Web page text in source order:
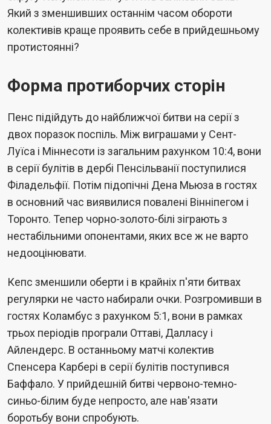
Який з зменшивших останнім часом обороти
колективів краще проявить себе в прийдешньому
протистоянні?
Форма протиборчих сторін
Пенс підійдуть до найближчої битви на серії з
двох поразок поспіль. Між виграшами у Сент-
Луїса і Міннесоти із загальним рахунком 10:4, вони
в серії булітів в дербі Пенсільванії поступилися
Філадельфії. Потім підопічні Дена Мьюза в гостях
в основний час виявилися повалені Вінніпегом і
Торонто. Тепер чорно-золото-білі зіграють з
нестабільними опонентами, яких все ж не варто
недооцінювати.
Кепс зменшили оберти і в крайніх п'яти битвах
регулярки не часто набирали очки. Розгромивши в
гостях Коламбус з рахунком 5:1, вони в рамках
трьох періодів програли Оттаві, Далласу і
Айлендерс. В останньому матчі колектив
Спенсера Карбері в серії булітів поступився
Баффало. У прийдешній битві червоно-темно-
синьо-білим буде непросто, але нав'язати
боротьбу вони спробують.